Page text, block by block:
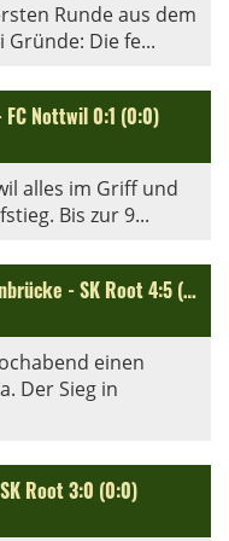
Runde aus dem
Die fe...
Nottwil 0:1 (0:0)
alles im Griff und
Bis zur 9...
Aufstiegsspiel 4./3. Liga: FC Emmenbrücke - SK Root 4:5 (1:2)
einen
Der Sieg in
Root 3:0 (0:0)